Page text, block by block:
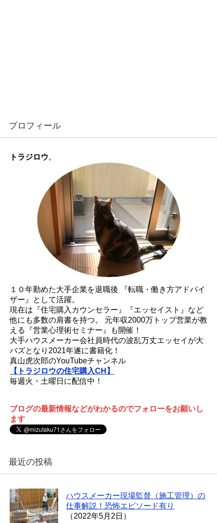
プロフィール
トラジロウ。
１０年勤めた大手企業を退職後 『転職・働き方アドバイ
ザー』として活躍。
現在は『住宅購入カウンセラー』『エッセイスト』など
他にも多数の肩書を持つ。 元年収2000万トップ営業が教
える『営業心理術セミナー』も開催！
大手ハウスメーカー会社員時代の波乱万丈エッセイが大
バズとなり2021年遂に書籍化！
真山虎次郎のYouTubeチャンネル
【トラジロウの住宅購入CH】
毎週火・土曜日に配信中！
ブログの最新情報などがわかるのでフォローをお願いし
ます
最近の投稿
ハウスメーカー現場監督（施工管理）の
仕事解説！恐怖エピソード有り
（2022年5月2日）